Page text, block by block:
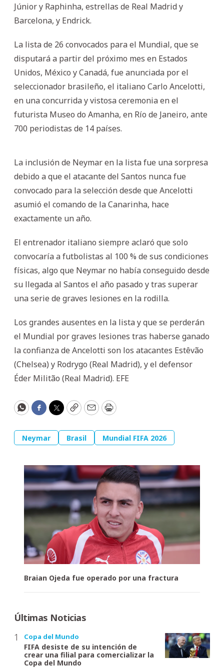
Júnior y Raphinha, estrellas de Real Madrid y
Barcelona, y Endrick.
La lista de 26 convocados para el Mundial, que se
disputará a partir del próximo mes en Estados
Unidos, México y Canadá, fue anunciada por el
seleccionador brasileño, el italiano Carlo Ancelotti,
en una concurrida y vistosa ceremonia en el
futurista Museo do Amanha, en Río de Janeiro, ante
700 periodistas de 14 países.
La inclusión de Neymar en la lista fue una sorpresa
debido a que el atacante del Santos nunca fue
convocado para la selección desde que Ancelotti
asumió el comando de la Canarinha, hace
exactamente un año.
El entrenador italiano siempre aclaró que solo
convocaría a futbolistas al 100 % de sus condiciones
físicas, algo que Neymar no había conseguido desde
su llegada al Santos el año pasado y tras superar
una serie de graves lesiones en la rodilla.
Los grandes ausentes en la lista y que se perderán
el Mundial por graves lesiones tras haberse ganado
la confianza de Ancelotti son los atacantes Estêvão
(Chelsea) y Rodrygo (Real Madrid), y el defensor
Éder Militão (Real Madrid). EFE
WhatsApp
Facebook
Twitter
CopyEmailPrint
Neymar Brasil Mundial FIFA 2026
Braian Ojeda fue operado por una fractura
Últimas Noticias
Copa del Mundo
FIFA desiste de su intención de
crear una filial para comercializar la
Copa del Mundo